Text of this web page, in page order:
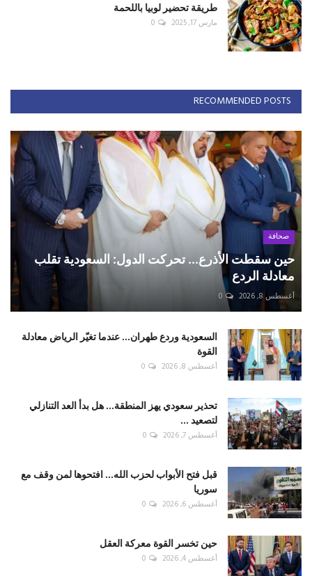
طريقة تحضير لوبيا باللحمة
مارس 17, 2025 0
RECOMMENDED POSTS
صحافة
حين سقطت الأذرع... تحركت الدول: السعودية تقلب
معادلة الردع
أغسطس 8, 2026 0
السعودية وردع طهران... عندما تغيّر الرياض معادلة
القوة
أغسطس 8, 2026 0
تحذير سعودي يهز المنطقة... هل بدأ العد التنازلي
لتصعيد ...
أغسطس 7, 2026 0
قبل فتح الأبواب لحزب الله... افتحوها لمن وقف مع
سوريا
أغسطس 6, 2026 0
حين تخسر القوة معركة العقل
أغسطس 4, 2026 0